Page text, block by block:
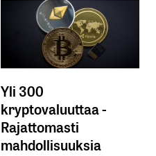
Yli 300
kryptovaluuttaa -
Rajattomasti
mahdollisuuksia